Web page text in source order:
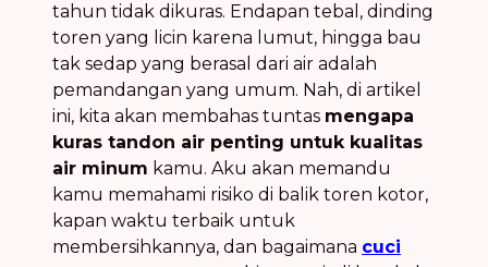
tahun tidak dikuras. Endapan tebal, dinding
toren yang licin karena lumut, hingga bau
tak sedap yang berasal dari air adalah
pemandangan yang umum. Nah, di artikel
ini, kita akan membahas tuntas mengapa
kuras tandon air penting untuk kualitas
air minum kamu. Aku akan memandu
kamu memahami risiko di balik toren kotor,
kapan waktu terbaik untuk
membersihkannya, dan bagaimana cuci